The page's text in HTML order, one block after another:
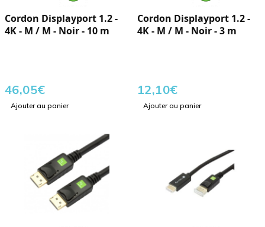
Cordon Displayport 1.2 -
4K - M / M - Noir - 10 m
46,05€
Ajouter au panier
Cordon Displayport 1.2 -
4K - M / M - Noir - 3 m
12,10€
Ajouter au panier